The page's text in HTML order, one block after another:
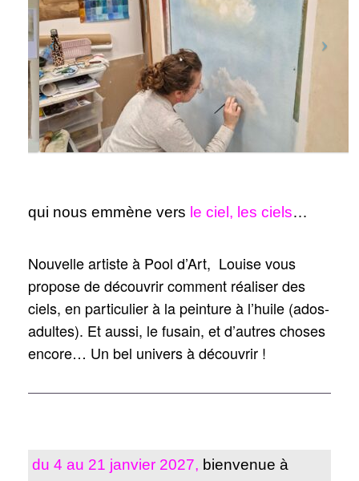
qui nous emmène vers le ciel, les ciels…
Nouvelle artiste à Pool d’Art, Louise vous
propose de découvrir comment réaliser des
ciels, en particulier à la peinture à l’huile (ados-
adultes). Et aussi, le fusain, et d’autres choses
encore… Un bel univers à découvrir !
du 4 au 21 janvier 2027, bienvenue à